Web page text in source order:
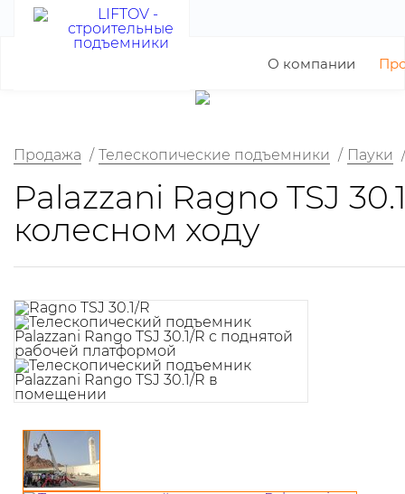
О компании
Продажа / Телескопические подъемники / Пауки /
Palazzani Ragno TSJ
колесном ходу